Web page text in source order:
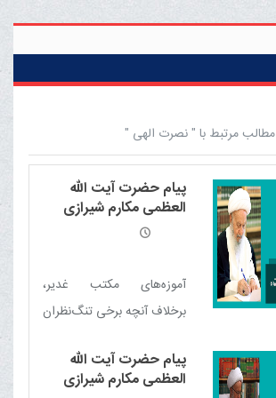
مطالب مرتبط با " نصرت الهی "
پیام حضرت آیت الله
العظمی مکارم شیرازی
دامت برکاته به همایش
آموزه‌های مکتب غدیر،
برخلاف آنچه برخی تنگ‌نظران
مهم‌ترین محورهای اجتماع،
همگرایی و وحدت امت
پیام حضرت آیت الله
العظمی مکارم شیرازی